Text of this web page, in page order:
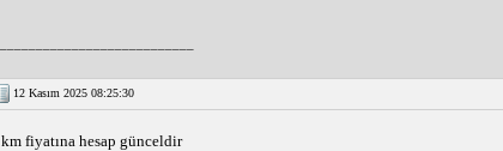
12 Kasım 2025 08:25:30
km fiyatına hesap günceldir